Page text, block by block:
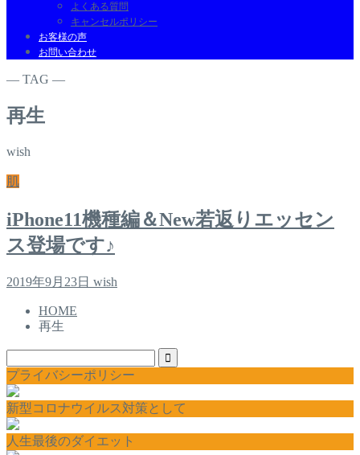
よくある質問
キャンセルポリシー
お客様の声
お問い合わせ
― TAG ―
再生
wish
肌
iPhone11機種編＆New若返りエッセン
ス登場です♪
2019年9月23日 wish
HOME
再生
プライバシーポリシー
新型コロナウイルス対策として
人生最後のダイエット